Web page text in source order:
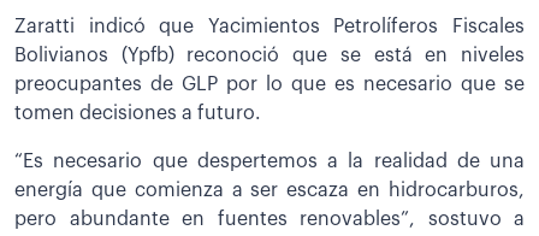
Zaratti indicó que Yacimientos Petrolíferos Fiscales
Bolivianos (Ypfb) reconoció que se está en niveles
preocupantes de GLP por lo que es necesario que se
tomen decisiones a futuro.
“Es necesario que despertemos a la realidad de una
energía que comienza a ser escaza en hidrocarburos,
pero abundante en fuentes renovables”, sostuvo a